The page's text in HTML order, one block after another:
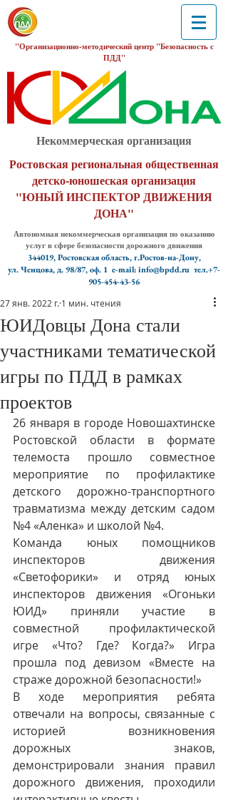
"Организационно-методический центр "Безопасность с
ПДД"
Некоммерческая организация
Ростовская региональная общественная
детско-юношеская организация
"ЮНЫЙ ИНСПЕКТОР ДВИЖЕНИЯ
ДОНА"
Автономная некоммерческая организация по оказанию
услуг в сфере безопасности дорожного движения
344019, Ростовская область, г.Ростов-на-Дону,
ул. Ченцова, д. 98/87, оф. 1 e-mail: info@bpdd.ru тел.+7-
905-454-43-56
ЮИДовцы Дона стали
участниками тематической
игры по ПДД в рамках
проектов
27 янв. 2022 г. 1 мин. чтения
26 января в городе Новошахтинске
Ростовской области в формате
телемоста прошло совместное
мероприятие по профилактике
детского дорожно-транспортного
травматизма между детским садом
№4 «Аленка» и школой №4.
Команда юных помощников
инспекторов движения
«Светофорики» и отряд юных
инспекторов движения «Огоньки
ЮИД» приняли участие в
совместной профилактической
игре «Что? Где? Когда?» Игра
прошла под девизом «Вместе на
страже дорожной безопасности!»
В ходе мероприятия ребята
отвечали на вопросы, связанные с
историей возникновения
дорожных знаков,
демонстрировали знания правил
дорожного движения, проходили